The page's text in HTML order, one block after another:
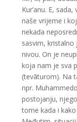
Kur’anu. E,
naše vrijeme i
nekada
sasvim,
nivou. On je
koja nam je sva
(tevāturom). Na
npr.
postojanju,
tome kada i